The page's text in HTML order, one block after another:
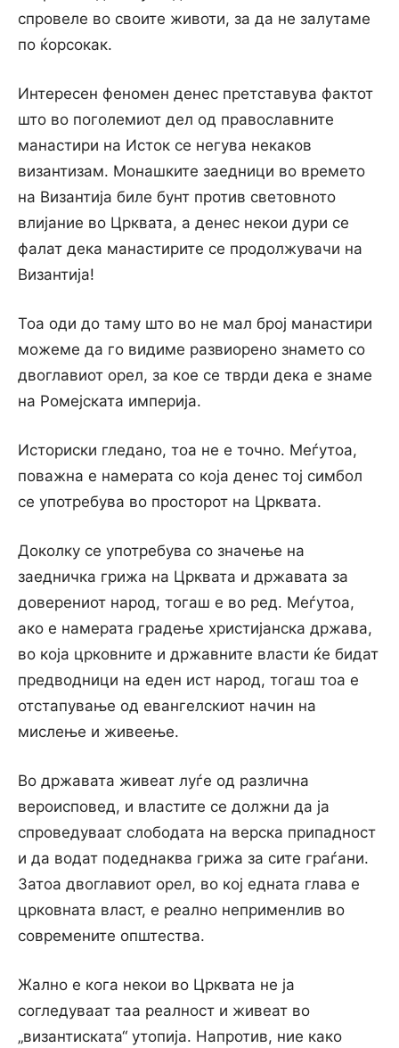
спровеле во своите животи, за да не залутаме
по ќорсокак.
Интересен феномен денес претставува фактот
што во поголемиот дел од православните
манастири на Исток се негува некаков
византизам. Монашките заедници во времето
на Византија биле бунт против световното
влијание во Црквата, а денес некои дури се
фалат дека манастирите се продолжувачи на
Византија!
Тоа оди до таму што во не мал број манастири
можеме да го видиме развиорено знамето со
двоглавиот орел, за кое се тврди дека е знаме
на Ромејската империја.
Историски гледано, тоа не е точно. Меѓутоа,
поважна е намерата со која денес тој симбол
се употребува во просторот на Црквата.
Доколку се употребува со значење на
заедничка грижа на Црквата и државата за
доверениот народ, тогаш е во ред. Меѓутоа,
ако е намерата градење христијанска држава,
во која црковните и државните власти ќе бидат
предводници на еден ист народ, тогаш тоа е
отстапување од евангелскиот начин на
мислење и живеење.
Во државата живеат луѓе од различна
вероисповед, и властите се должни да ја
спроведуваат слободата на верска припадност
и да водат подеднаква грижа за сите граѓани.
Затоа двоглавиот орел, во кој едната глава е
црковната власт, е реално неприменлив во
современите општества.
Жално е кога некои во Црквата не ја
согледуваат таа реалност и живеат во
„византиската“ утопија. Напротив, ние како